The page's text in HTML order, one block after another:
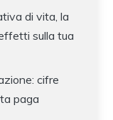
di vita, la
sulla tua
cifre
paga